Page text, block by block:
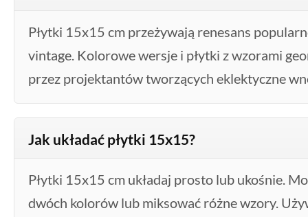
Płytki 15x15 cm przeżywają renesans
vintage. Kolorowe wersje i płytki z wzorami
przez projektantów tworzących eklektyczne
Jak układać płytki 15x15?
Płytki 15x15 cm układaj prosto lub ukośnie.
dwóch kolorów lub miksować różne wzory.